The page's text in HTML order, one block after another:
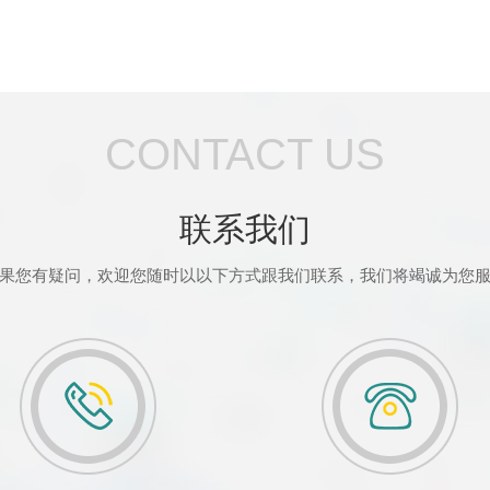
CONTACT US
联系我们
您有疑问，欢迎您随时以以下方式跟我们联系，我们将竭诚为您